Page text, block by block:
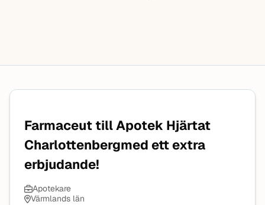
Farmaceut till Apotek Hjärtat
Charlottenbergmed ett extra
erbjudande!
Apotekare
Värmlands län